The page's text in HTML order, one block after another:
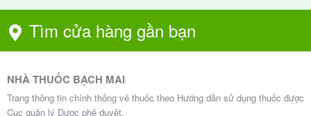
6.1. Tác dụng phụ thường gặp
Đau đầu
Táo bón
Buồn nôn
Tìm cửa hàng gần bạn
NHÀ THUỐC BẠCH MAI
Trang thông tin chính thống về thuốc theo Hướng dẫn sử dụng thuốc được
Cục quản lý Dược phê duyệt.